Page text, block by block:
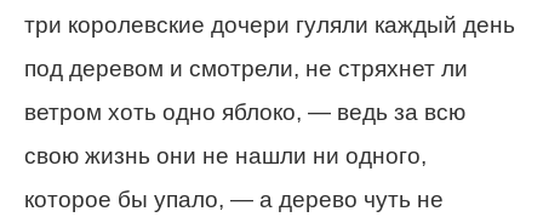
три королевские дочери гуляли каждый день
под деревом и смотрели, не стряхнет ли
ветром хоть одно яблоко, — ведь за всю
свою жизнь они не нашли ни одного,
которое бы упало, — а дерево чуть не